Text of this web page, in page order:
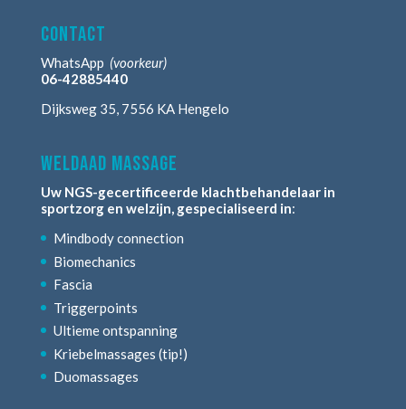
contact
WhatsApp (voorkeur)
06-42885440
Dijksweg 35, 7556 KA Hengelo
weldaad massage
Uw NGS-gecertificeerde klachtbehandelaar in
sportzorg en welzijn, gespecialiseerd in:
Mindbody connection
Biomechanics
Fascia
Triggerpoints
Ultieme ontspanning
Kriebelmassages (tip!)
Duomassages